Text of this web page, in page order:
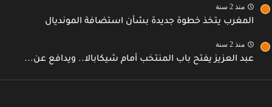
منذ 2 سنة
المغرب يتخذ خطوة جديدة بشأن استضافة المونديال
منذ 2 سنة
عبد العزيز يفتح باب المنتخب أمام شيكابالا.. ويدافع عن...